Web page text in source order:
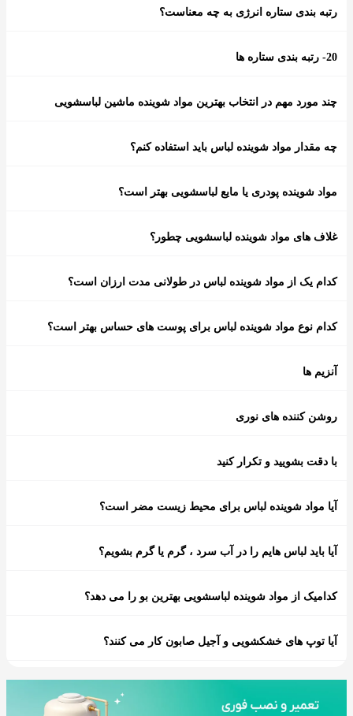
رتبه بندی ستاره انرژی به چه معناست؟
20- رتبه بندی ستاره ها
چند مورد مهم در انتخاب بهترین مواد شوینده ماشین لباسشویی
چه مقدار مواد شوینده لباس باید استفاده کنم؟
مواد شوینده پودری یا مایع لباسشویی بهتر است؟
غلاف های مواد شوینده لباسشویی چطور؟
کدام یک از مواد شوینده لباس در طولانی مدت ارزان است؟
کدام نوع مواد شوینده لباس برای پوست های حساس بهتر است؟
آنزیم ها
روشن کننده های نوری
با دقت بشویید و تکرار کنید
آیا مواد شوینده لباس برای محیط زیست مضر است؟
آیا باید لباس هایم را در آب سرد ، گرم یا گرم بشویم؟
کدامیک از مواد شوینده لباسشویی بهترین بو را می دهد؟
آیا توپ های خشکشویی و آجیل صابون کار می کنند؟